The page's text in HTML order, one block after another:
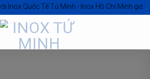
Quốc Tế Tứ Minh - Inox Hồ Chí Minh giá tốt